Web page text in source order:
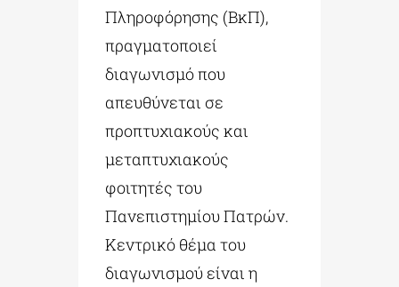
Πληροφόρησης (ΒκΠ),
πραγματοποιεί
διαγωνισμό που
απευθύνεται σε
προπτυχιακούς και
μεταπτυχιακούς
φοιτητές του
Πανεπιστημίου Πατρών.
Κεντρικό θέμα του
διαγωνισμού είναι η